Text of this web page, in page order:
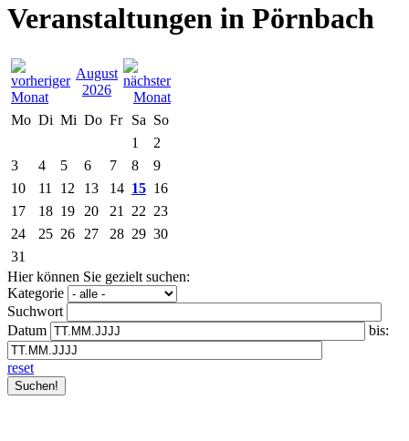
Veranstaltungen in Pörnbach
August
2026
Mo Di Mi Do Fr Sa So
1
2
3
4 5 6 7 8
9
10
11 12 13 14 15 16
17
18 19 20 21 22 23
24
25 26 27 28 29 30
31
Hier können Sie gezielt suchen:
Kategorie
Suchwort
Datum
bis:
reset